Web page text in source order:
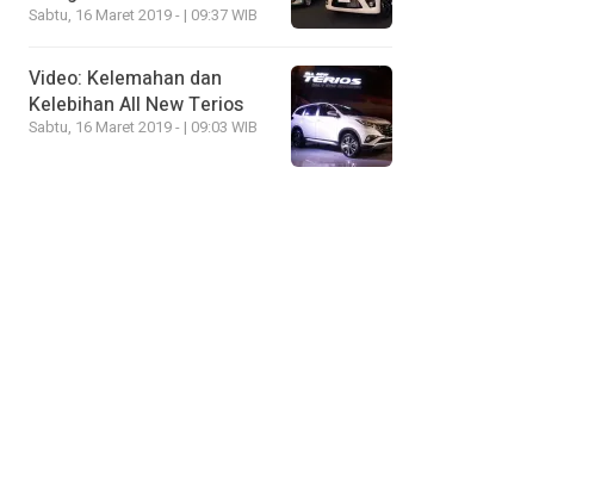
Sabtu, 16 Maret 2019 - | 09:37 WIB
Video: Kelemahan dan
Kelebihan All New Terios
Sabtu, 16 Maret 2019 - | 09:03 WIB